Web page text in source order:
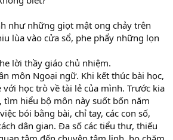
như những giọt mật ong chảy trên
lùa vào cửa sổ, phe phẩy những lọn
lời thầy giáo chủ nhiệm.
môn Ngoại ngữ. Khi kết thúc bài học,
học trò về tài lẻ của mình. Trước kia
tìm hiểu bộ môn này suốt bốn năm
bói bằng bài, chỉ tay, các con số,
dân gian. Đa số các tiểu thư, thiếu